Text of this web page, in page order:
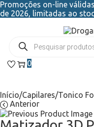
Promoções on-line
de 2026, limitadas ao
0
Início/Capilares/Tonico
Anterior